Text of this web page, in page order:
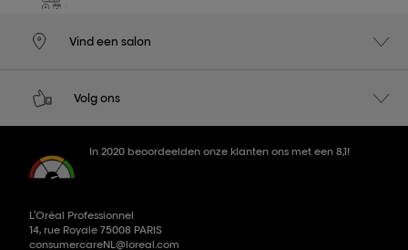
Vind een salon
Volg ons
In 2020 beoordeelden onze klanten ons met een 8,1!
L’Oréal Professionnel
14, rue Royale 75008 PARIS
consumercareNL@loreal.com